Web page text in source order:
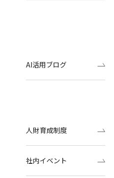
AI活用ブログ
人財育成制度
社内イベント